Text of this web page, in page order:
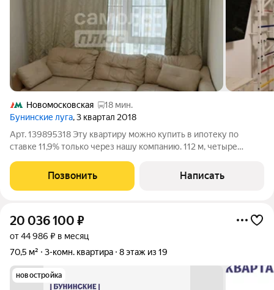
Новомосковская
18 мин.
Бунинские луга, 3 квартал 2018
Арт. 139895318 Эту квартиру можно купить в ипотеку по
ставке 11,9% только через нашу компанию. 112 м, четыре
большой семье действительно удобно жить не на словах, а
каждый день. Здесь легко
Позвонить Написать
20 036 100 ₽
от 44 986 ₽ в месяц
70,5 м²
3-комн. квартира 8 этаж из 19
новостройка